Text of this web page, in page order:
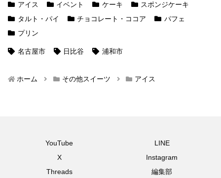
アイス イベント ケーキ
スポンジケーキ
タルト・パイ
チョコレート・ココア
パフェ
プリン
名古屋市 日比谷 浦和市
ホーム その他スイーツ アイス
YouTube
LINE
X
Instagram
Threads
編集部